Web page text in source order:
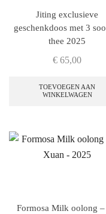
Jiting exclusieve
geschenkdoos met 3
thee 2025
€ 65,00
TOEVOEGEN AAN
WINKELWAGEN
Formosa Milk oolong –